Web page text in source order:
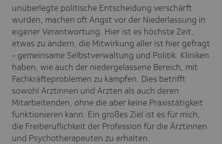
unüberlegte politische Entscheidung verschärft
wurden, machen oft Angst vor der Niederlassung in
eigener Verantwortung. Hier ist es höchste Zeit,
etwas zu ändern, die Mitwirkung aller ist hier gefragt
- gemeinsame Selbstverwaltung und Politik. Kliniken
haben, wie auch der niedergelassene Bereich, mit
Fachkräfteproblemen zu kämpfen. Dies betrifft
sowohl Ärztinnen und Ärzten als auch deren
Mitarbeitenden, ohne die aber keine Praxistätigkeit
funktionieren kann. Ein großes Ziel ist es für mich,
die Freiberuflichkeit der Profession für die Ärztinnen
und Psychotherapeuten zu erhalten.